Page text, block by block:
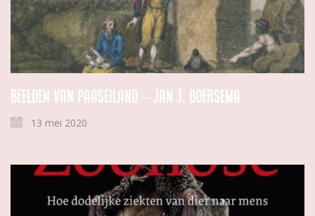
Beelden van Paaseiland – Jan J. Boersema
13 mei 2020